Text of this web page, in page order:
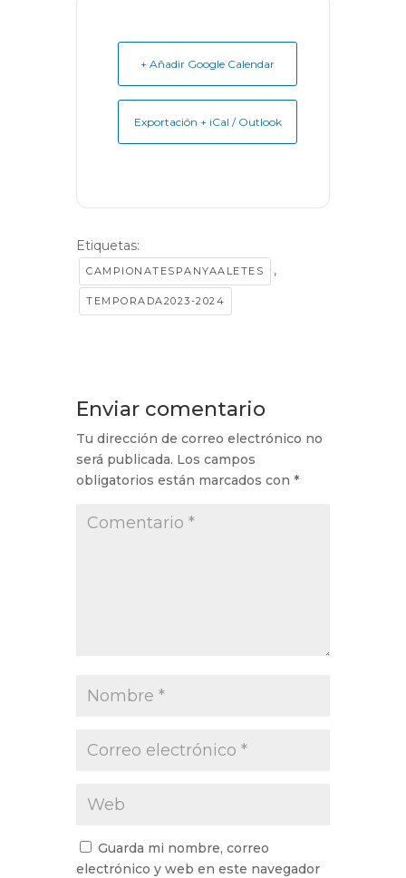
+ Añadir Google Calendar
Exportación + iCal / Outlook
Etiquetas:
CAMPIONATESPANYAALETES ,
TEMPORADA2023-2024
Enviar comentario
Tu dirección de correo electrónico no
será publicada. Los campos
obligatorios están marcados con *
Guarda mi nombre, correo
electrónico y web en este navegador